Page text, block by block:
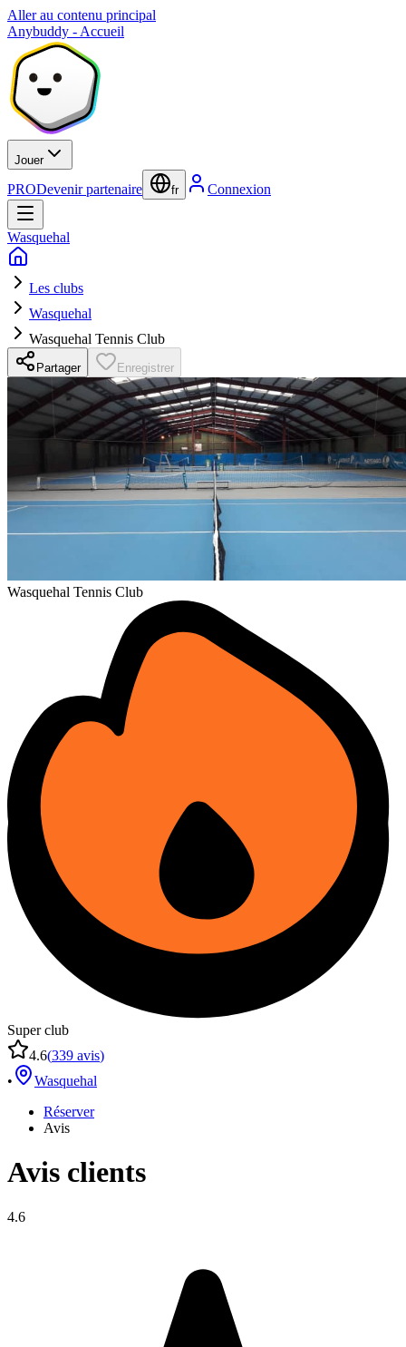
Aller au contenu principal
Anybuddy - Accueil
Jouer
PRODevenir partenaire fr Connexion
Wasquehal
Les clubs
Wasquehal
Wasquehal Tennis Club
Partager Enregistrer
Wasquehal Tennis Club
Super club
4.6(339 avis)
•
Wasquehal
Réserver
Avis
Avis clients
4.6